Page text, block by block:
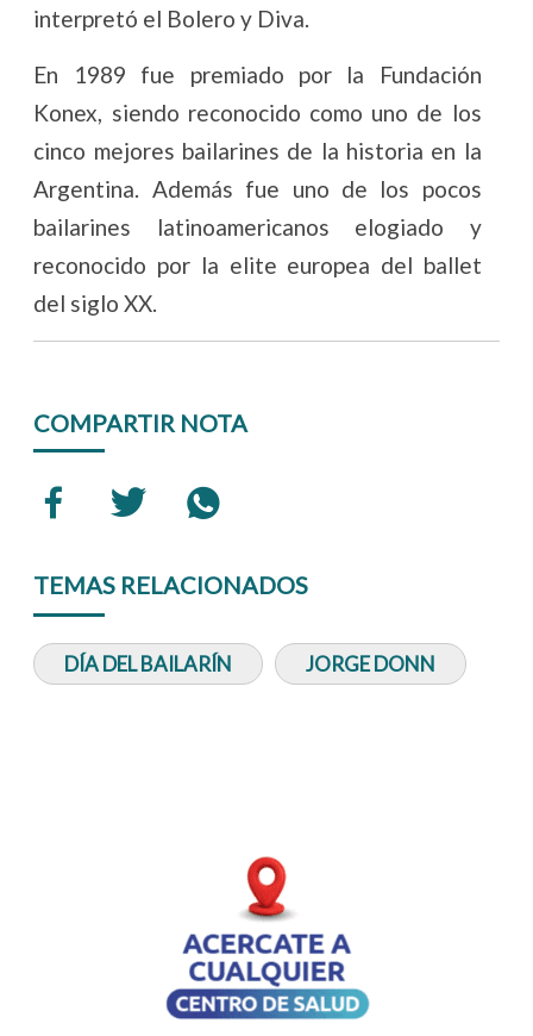
interpretó el Bolero y Diva.
En 1989 fue premiado por la Fundación
Konex, siendo reconocido como uno de los
cinco mejores bailarines de la historia en la
Argentina. Además fue uno de los pocos
bailarines latinoamericanos elogiado y
reconocido por la elite europea del ballet
del siglo XX.
COMPARTIR NOTA
TEMAS RELACIONADOS
DÍA DEL BAILARÍN JORGE DONN